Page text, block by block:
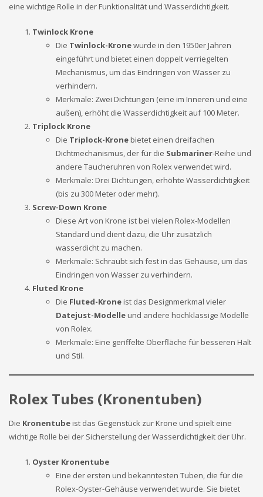
eine wichtige Rolle in der Funktionalität und Wasserdichtigkeit.
Twinlock Krone
Die Twinlock-Kronewurde in den 1950er Jahren
eingeführt und bietet einen doppelt verriegelten
Mechanismus, um das Eindringen von Wasser zu
verhindern.
Merkmale: Zwei Dichtungen (eine im Inneren und eine
außen), erhöht die Wasserdichtigkeit auf 100 Meter.
Triplock Krone
Die Triplock-Kronebietet einen dreifachen
Dichtmechanismus, der für die Submariner-Reihe und
andere Taucheruhren von Rolex verwendet wird.
Merkmale: Drei Dichtungen, erhöhte Wasserdichtigkeit
(bis zu 300 Meter oder mehr).
Screw-Down Krone
Diese Art von Krone ist bei vielen Rolex-Modellen
Standard und dient dazu, die Uhr zusätzlich
wasserdicht zu machen.
Merkmale: Schraubt sich fest in das Gehäuse, um das
Eindringen von Wasser zu verhindern.
Fluted Krone
Die Fluted-Kroneist das Designmerkmal vieler
Datejust-Modelleund andere hochklassige Modelle
von Rolex.
Merkmale: Eine geriffelte Oberfläche für besseren Halt
und Stil.
Rolex Tubes (Kronentuben)
Die Kronentubeist das Gegenstück zur Krone und spielt eine
wichtige Rolle bei der Sicherstellung der Wasserdichtigkeit der Uhr.
Oyster Kronentube
Eine der ersten und bekanntesten Tuben, die für die
Rolex-Oyster-Gehäuse verwendet wurde. Sie bietet